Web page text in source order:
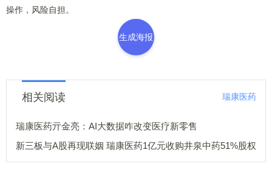
操作，风险自担。
生成海报
相关阅读 瑞康医药
瑞康医药亓金亮：AI大数据咋改变医疗新零售
新三板与A股再现联姻 瑞康医药1亿元收购井泉中药51%股权